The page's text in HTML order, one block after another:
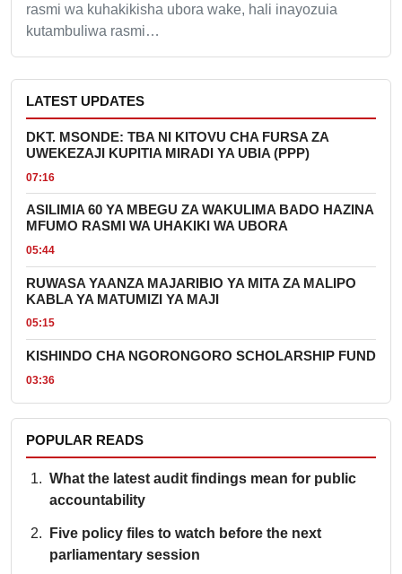
rasmi wa kuhakikisha ubora wake, hali inayozuia
kutambuliwa rasmi…
LATEST UPDATES
DKT. MSONDE: TBA NI KITOVU CHA FURSA ZA
UWEKEZAJI KUPITIA MIRADI YA UBIA (PPP)
07:16
ASILIMIA 60 YA MBEGU ZA WAKULIMA BADO HAZINA
MFUMO RASMI WA UHAKIKI WA UBORA
05:44
RUWASA YAANZA MAJARIBIO YA MITA ZA MALIPO
KABLA YA MATUMIZI YA MAJI
05:15
KISHINDO CHA NGORONGORO SCHOLARSHIP FUND
03:36
POPULAR READS
What the latest audit findings mean for public
accountability
Five policy files to watch before the next
parliamentary session